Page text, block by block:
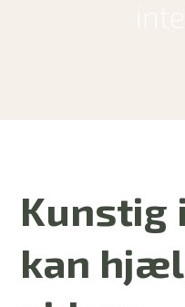
Kunstig
kan